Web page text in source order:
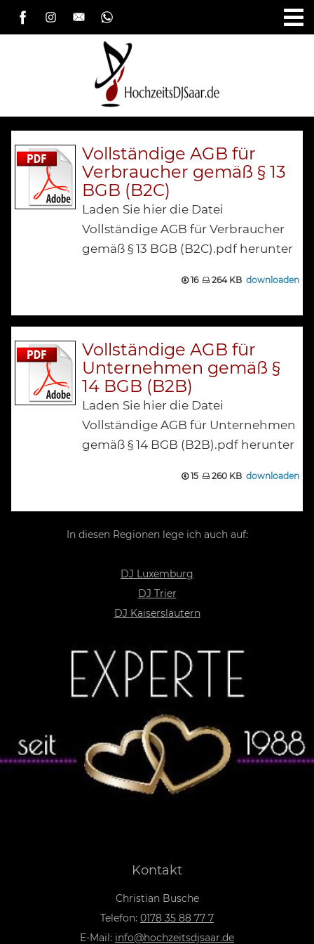
Vollständige AGB für
Verbraucher gemäß § 13
BGB (B2C)
Laden Sie hier die Datei
Vollständige AGB für Verbraucher
gemäß § 13 BGB (B2C).pdf herunter
16 264 KB downloaden
Vollständige AGB für
Unternehmen gemäß §
14 BGB (B2B)
Laden Sie hier die Datei
Vollständige AGB für Unternehmen
gemäß § 14 BGB (B2B).pdf herunter
15 260 KB downloaden
In diesen Regionen lege ich auch auf:
DJ Luxemburg
DJ Trier
DJ Kaiserslautern
Kontakt
Christian Busche
Telefon: 0178 35 88 77 7
E-Mail: info@hochzeitsdjsaar.de